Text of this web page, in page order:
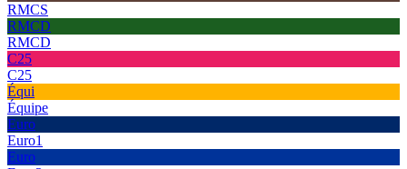
RMCS
RMCD
RMCD
C25
C25
Équi
Équipe
Euro
Euro1
Euro